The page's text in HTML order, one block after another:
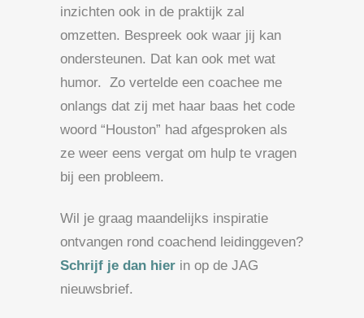
inzichten ook in de praktijk zal
omzetten. Bespreek ook waar jij kan
ondersteunen. Dat kan ook met wat
humor. Zo vertelde een coachee me
onlangs dat zij met haar baas het code
woord “Houston” had afgesproken als
ze weer eens vergat om hulp te vragen
bij een probleem.
Wil je graag maandelijks inspiratie
ontvangen rond coachend leidinggeven?
Schrijf je dan hier in op de JAG
nieuwsbrief.